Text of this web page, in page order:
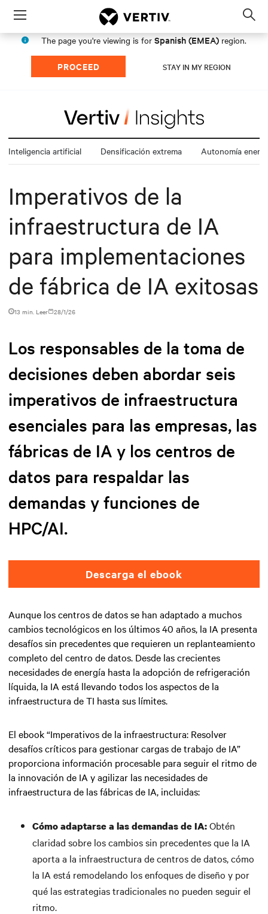
Menu
The page you're viewing is for Spanish (EMEA) region.
PROCEED STAY IN MY REGION
Inteligencia artificial Densificación extrema Autonomía
Imperativos de la
infraestructura de IA
para implementaciones
de fábrica de IA exitosas
13 min. Leer 28/1/26
Los responsables de la toma de
decisiones deben abordar seis
imperativos de infraestructura
esenciales para las empresas, las
fábricas de IA y los centros de
datos para respaldar las
demandas y funciones de
HPC/AI.
Descarga el ebook
Aunque los centros de datos se han adaptado a muchos
cambios tecnológicos en los últimos 40 años, la IA presenta
desafíos sin precedentes que requieren un replanteamiento
completo del centro de datos. Desde las crecientes
necesidades de energía hasta la adopción de refrigeración
líquida, la IA está llevando todos los aspectos de la
infraestructura de TI hasta sus límites.
El ebook “Imperativos de la infraestructura: Resolver
desafíos críticos para gestionar cargas de trabajo de IA”
proporciona información procesable para seguir el ritmo de
la innovación de IA y agilizar las necesidades de
infraestructura de las fábricas de IA, incluidas:
Cómo adaptarse a las demandas de IA:Obtén
claridad sobre los cambios sin precedentes que la IA
aporta a la infraestructura de centros de datos, cómo
la IA está remodelando los enfoques de diseño y por
qué las estrategias tradicionales no pueden seguir el
ritmo.